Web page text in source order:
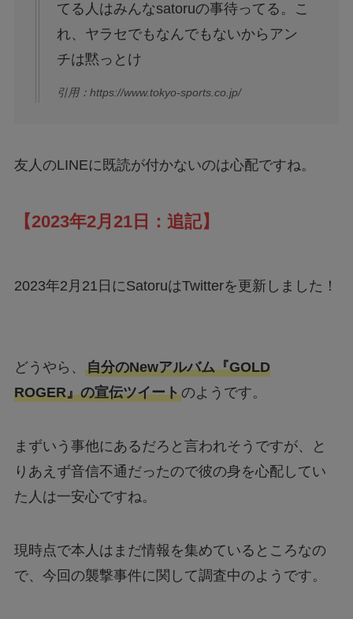
てる人はみんなsatoruの事待ってる。こ
れ、ヤラセでもなんでもないからアン
チは黙っとけ
引用：https://www.tokyo-sports.co.jp/
友人のLINEに既読が付かないのは心配ですね。
【2023年2月21日：追記】
2023年2月21日にSatoruはTwitterを更新しました！
どうやら、 自分のNewアルバム『GOLD
ROGER』の宣伝ツイートのようです。
まずいう事他にあるだろと言われそうですが、と
りあえず音信不通だったので彼の身を心配してい
た人は一安心ですね。
現時点で本人はまだ情報を集めているところなの
で、今回の襲撃事件に関して調査中のようです。